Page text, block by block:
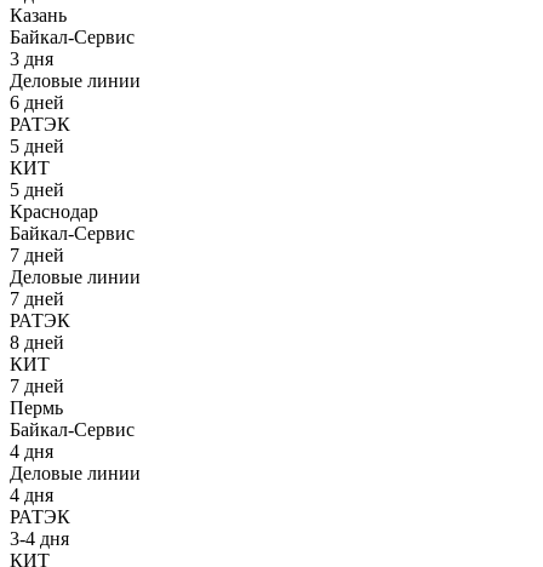
Казань
Байкал-Сервис
3 дня
Деловые линии
6 дней
РАТЭК
5 дней
КИТ
5 дней
Краснодар
Байкал-Сервис
7 дней
Деловые линии
7 дней
РАТЭК
8 дней
КИТ
7 дней
Пермь
Байкал-Сервис
4 дня
Деловые линии
4 дня
РАТЭК
3-4 дня
КИТ